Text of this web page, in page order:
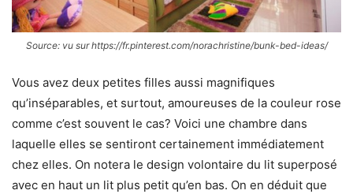
Source: vu sur https://fr.pinterest.com/norachristine/bunk-bed-ideas/
Vous avez deux petites filles aussi magnifiques
qu’inséparables, et surtout, amoureuses de la couleur rose
comme c’est souvent le cas? Voici une chambre dans
laquelle elles se sentiront certainement immédiatement
chez elles. On notera le design volontaire du lit superposé
avec en haut un lit plus petit qu’en bas. On en déduit que